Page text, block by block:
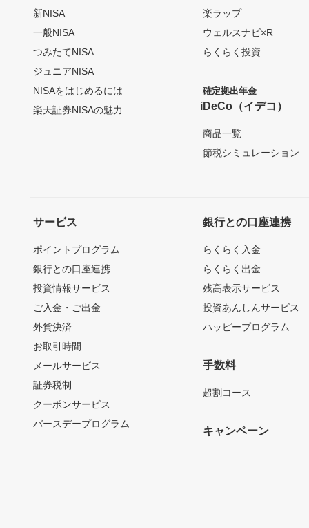
新NISA
一般NISA
つみたてNISA
ジュニアNISA
NISAをはじめるには
楽天証券NISAの魅力
楽ラップ
ウェルスナビ×R
らくらく投資
確定拠出年金
iDeCo（イデコ）
商品一覧
節税シミュレーション
サービス
ポイントプログラム
銀行との口座連携
投資情報サービス
ご入金・ご出金
外貨決済
お取引時間
メールサービス
証券税制
クーポンサービス
バースデープログラム
銀行との口座連携
らくらく入金
らくらく出金
残高表示サービス
投資あんしんサービス
ハッピープログラム
手数料
超割コース
キャンペーン